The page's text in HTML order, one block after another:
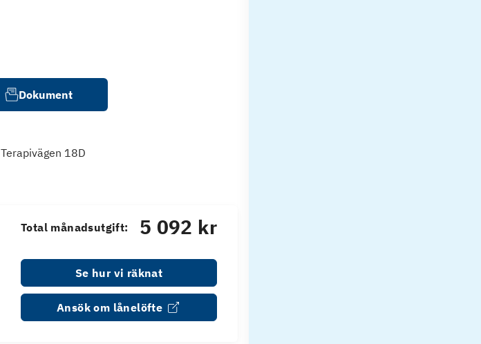
Dokument
Terapivägen 18D
Total månadsutgift: 5 092 kr
Se hur vi räknat
Ansök om lånelöfte